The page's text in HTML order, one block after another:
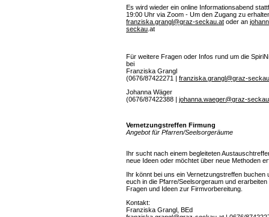
Es wird wieder ein online Informationsabend
19:00 Uhr via Zoom - Um den Zugang zu
franziska.grangl@graz-seckau.at oder an
seckau .at
Für weitere Fragen oder Infos rund um die
bei
Franziska Grangl
(0676/87422271 | franziska.grangl@graz-
Johanna Wäger
(0676/87422388 | johanna.waeger@graz-
Vernetzungstreffen Firmung
Angebot für Pfarren/Seelsorgeräume
Ihr sucht nach einem begleiteten
neue Ideen oder möchtet über neue Methoden
Ihr könnt bei uns ein Vernetzungstreffen buchen
euch in die Pfarre/Seelsorgeraum und
Fragen und Ideen zur Firmvorbereitung.
Kontakt:
Franziska Grangl, BEd